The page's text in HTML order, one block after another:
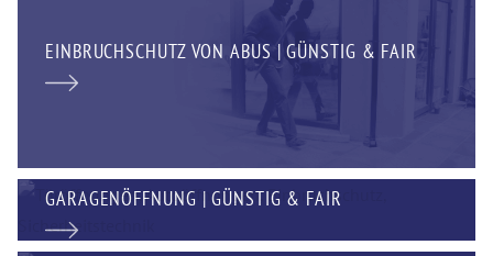
EINBRUCHSCHUTZ VON ABUS | GÜNSTIG & FAIR
GARAGENÖFFNUNG | GÜNSTIG & FAIR